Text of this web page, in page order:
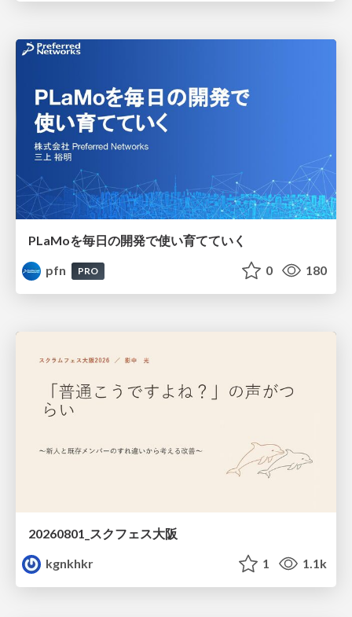
PLaMoを毎日の開発で使い育てていく
pfn
PRO 0 180
20260801_スクフェス大阪
kgnkhkr
1 1.1k